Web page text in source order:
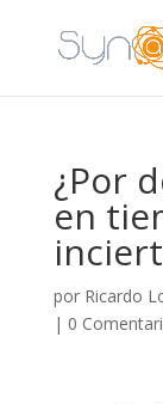
¿Por
en
por Ricardo
| 0